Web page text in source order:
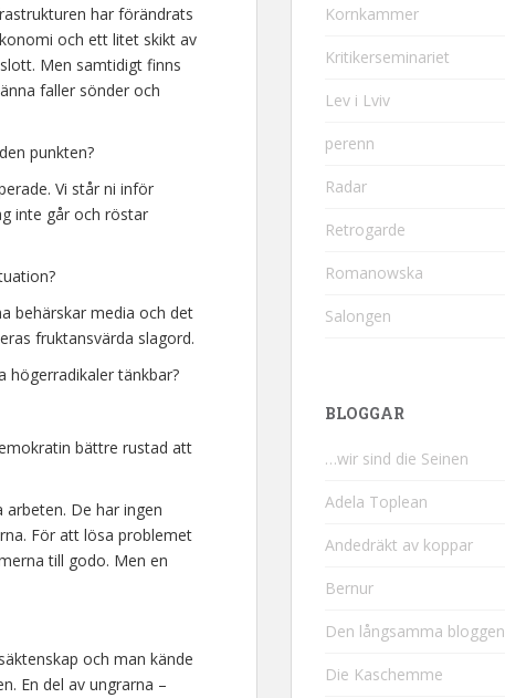
har förändrats
och ett litet skikt av
Men samtidigt finns
faller sönder och
punkten?
Vi står ni inför
inte går och röstar
behärskar media och det
fruktansvärda slagord.
högerradikaler tänkbar?
bättre rustad att
De har ingen
För att lösa problemet
till godo. Men en
och man kände
En del av ungrarna –
Kornkammer
Kritikerseminariet
Lev i Lviv
perenn
Radar
Retrogarde
Romanowska
Salongen
BLOGGAR
…wir sind die Seinen
Adela Toplean
Andedräkt av koppar
Bernur
Den långsamma bloggen
Die Kaschemme